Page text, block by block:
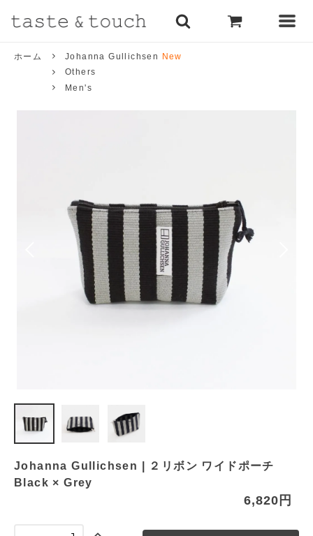
ホーム Johanna Gullichsen New
Others
Men's
Johanna Gullichsen | ２リボン ワイドポーチ
Black × Grey
6,820円